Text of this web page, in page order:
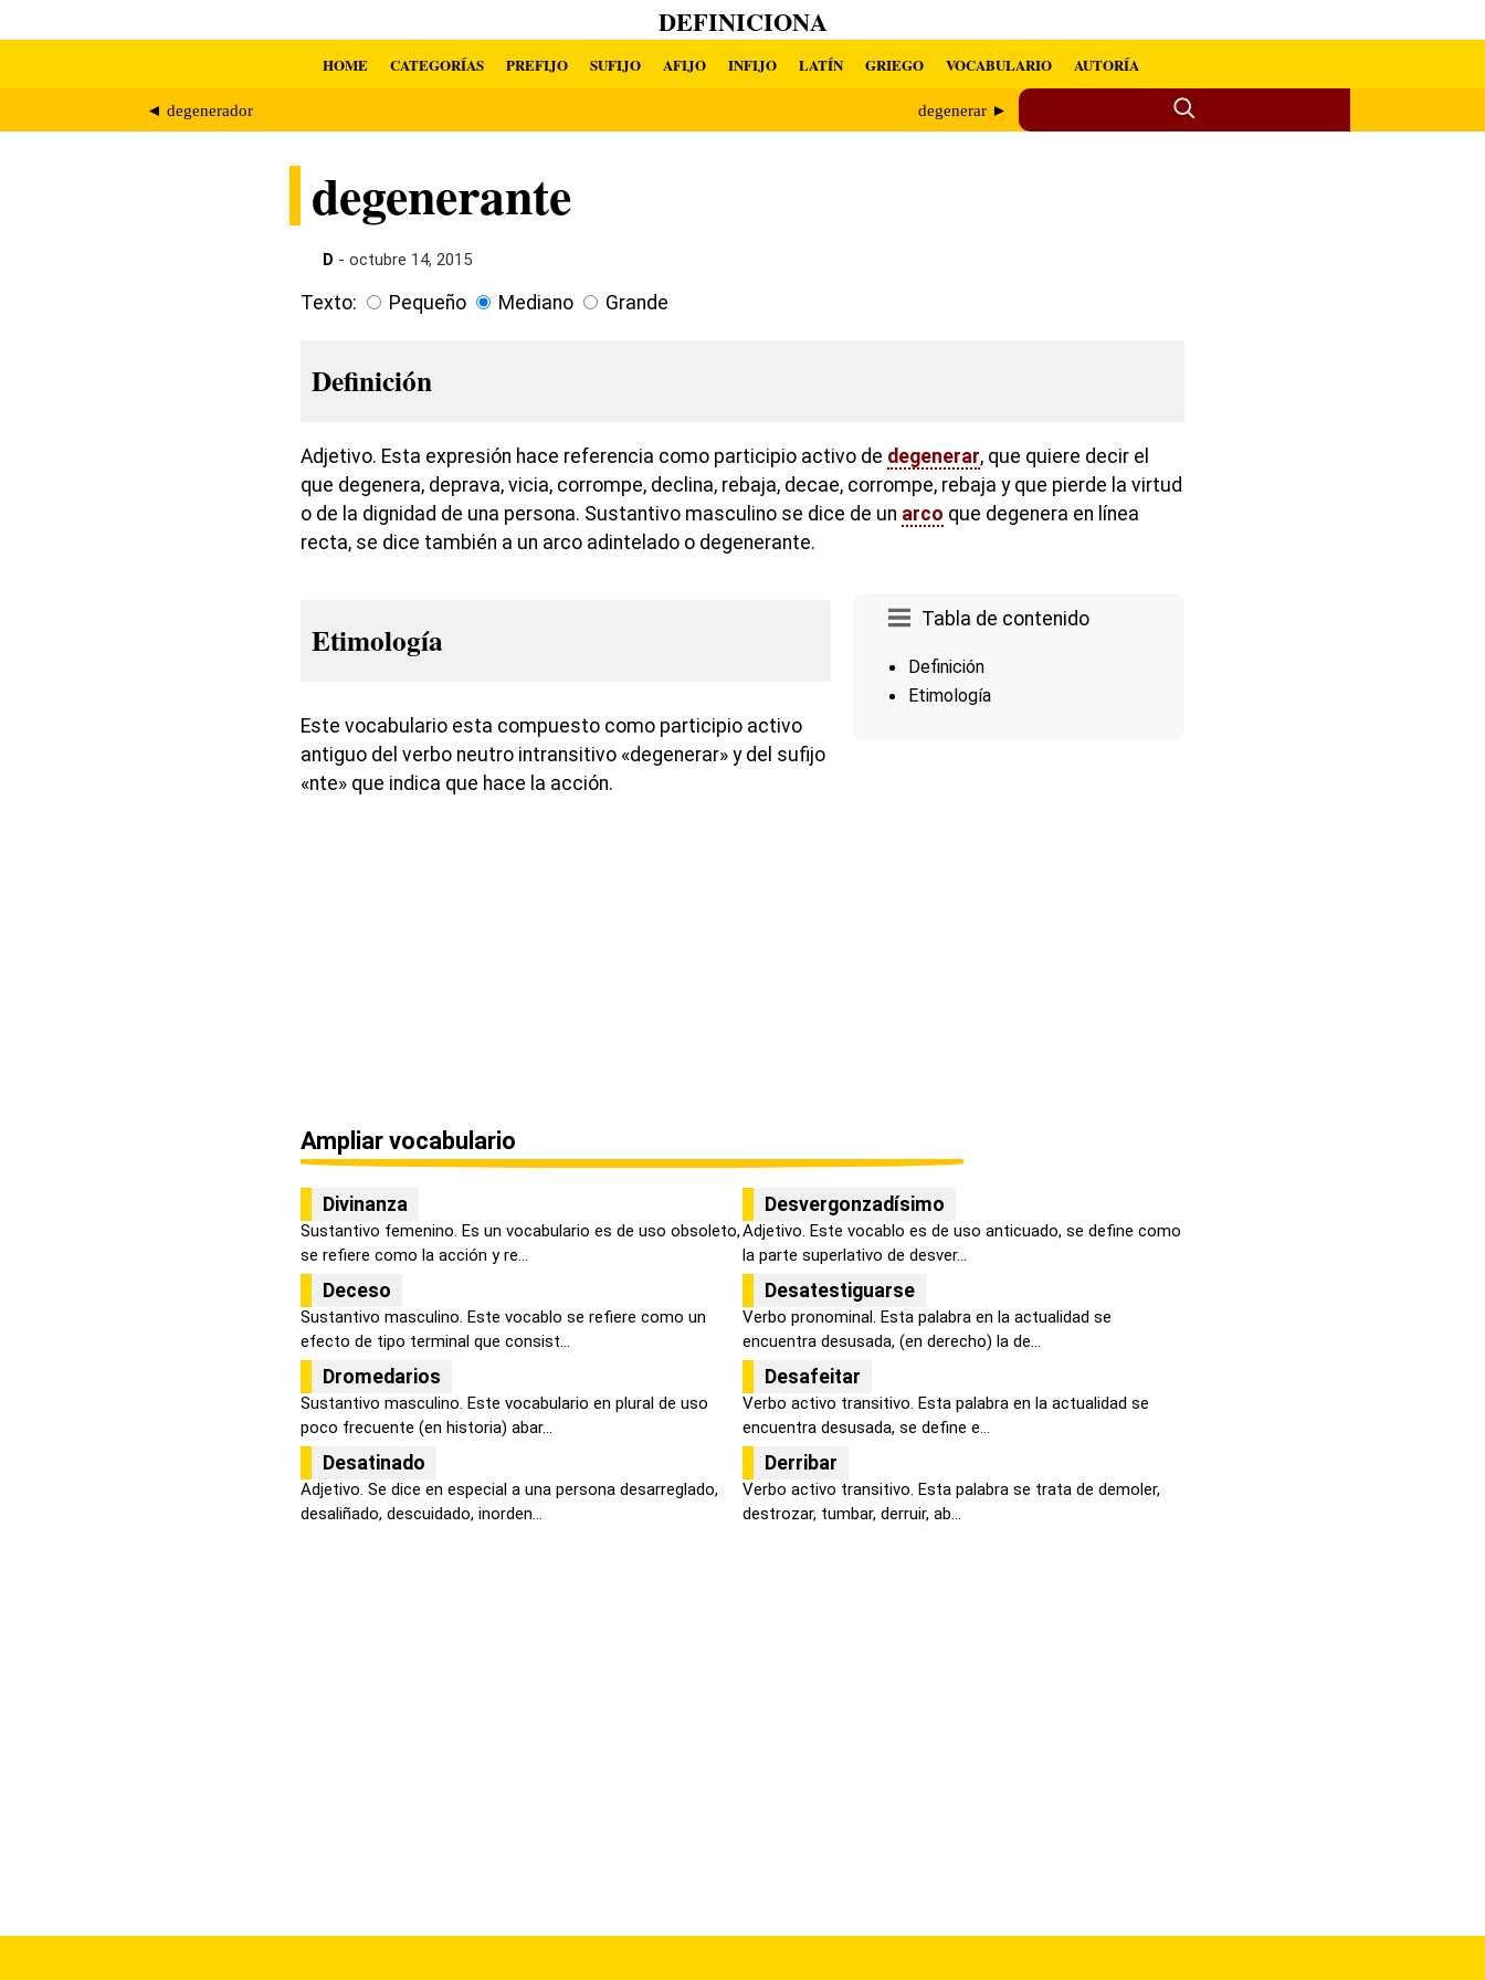
DEFINICIONA
HOME CATEGORÍAS PREFIJO SUFIJO AFIJO INFIJO LATÍN GRIEGO VOCABULARIO AUTORÍA
◄ degenerador degenerar ►
degenerante
D - octubre 14, 2015
Texto: Pequeño Mediano Grande
Definición
Adjetivo. Esta expresión hace referencia como participio activo de degenerar, que quiere decir el
que degenera, deprava, vicia, corrompe, declina, rebaja, decae, corrompe, rebaja y que pierde la virtud
o de la dignidad de una persona. Sustantivo masculino se dice de un arco que degenera en línea
recta, se dice también a un arco adintelado o degenerante.
Tabla de contenido
Definición
Etimología
Etimología
Este vocabulario esta compuesto como participio activo
antiguo del verbo neutro intransitivo «degenerar» y del sufijo
«nte» que indica que hace la acción.
Ampliar vocabulario
Divinanza
Sustantivo femenino. Es un vocabulario es de uso obsoleto,
se refiere como la acción y re...
Desvergonzadísimo
Adjetivo. Este vocablo es de uso anticuado, se define como
la parte superlativo de desver...
Deceso
Sustantivo masculino. Este vocablo se refiere como un
efecto de tipo terminal que consist...
Desatestiguarse
Verbo pronominal. Esta palabra en la actualidad se
encuentra desusada, (en derecho) la de...
Dromedarios
Sustantivo masculino. Este vocabulario en plural de uso
poco frecuente (en historia) abar...
Desafeitar
Verbo activo transitivo. Esta palabra en la actualidad se
encuentra desusada, se define e...
Desatinado
Adjetivo. Se dice en especial a una persona desarreglado,
desaliñado, descuidado, inorden...
Derribar
Verbo activo transitivo. Esta palabra se trata de demoler,
destrozar, tumbar, derruir, ab...